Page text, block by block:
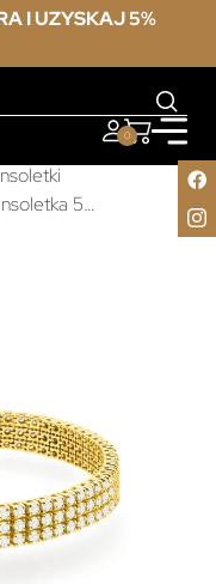
I UZYSKAJ 5%
0
Złota bransoletka 585 z diamentami laboratoryjnymi 4,44ct VS2 F